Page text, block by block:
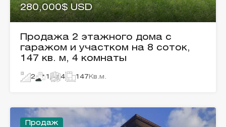
280,000$ USD
Продажа 2 этажного дома с
гаражом и участком на 8 соток,
147 кв. м, 4 комнаты
2 1 4 147 Кв.м.
Продаж